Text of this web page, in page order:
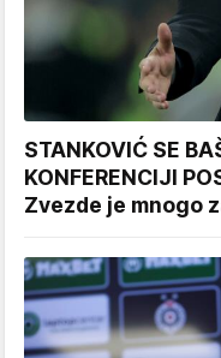
STANKOVIĆ SE
KONFERENCIJI
Zvezde je mnogo